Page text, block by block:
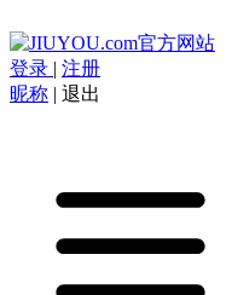
登录 | 注册
昵称 | 退出